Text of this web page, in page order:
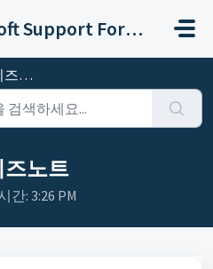
Suresoft Support Forum
트
즈노트
간: 3:26 PM